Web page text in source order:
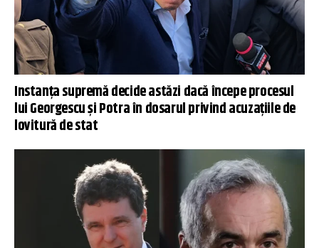
Instanța supremă decide astăzi dacă începe procesul
lui Georgescu și Potra în dosarul privind acuzațiile de
lovitură de stat